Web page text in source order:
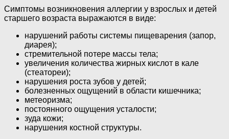
Симптомы возникновения аллергии у взрослых и детей
старшего возраста выражаются в виде:
нарушений работы системы пищеварения (запор,
диарея);
стремительной потере массы тела;
увеличения количества жирных кислот в кале
(стеатореи);
нарушения роста зубов у детей;
болезненных ощущений в области кишечника;
метеоризма;
постоянного ощущения усталости;
зуда кожи;
нарушения костной структуры.